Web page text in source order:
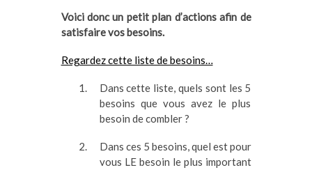
Voici donc un petit plan d’actions afin de
satisfaire vos besoins.
Regardez cette liste de besoins…
Dans cette liste, quels sont les 5
besoins que vous avez le plus
besoin de combler ?
Dans ces 5 besoins, quel est pour
vous LE besoin le plus important